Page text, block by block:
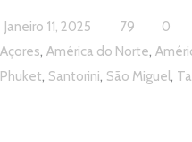
Janeiro 11, 2025 79 0
Açores, América do Norte,
Phuket, Santorini, São Miguel ,